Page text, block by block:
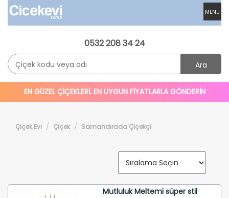
MENU
0532 208 34 24
Ara
EN GÜZEL ÇİÇEKLERİ, EN UYGUN FİYATLARLA GÖNDERİN
Çiçek Evi Çiçek Samandırada Çiçekçi
Mutluluk Meltemi süper stil